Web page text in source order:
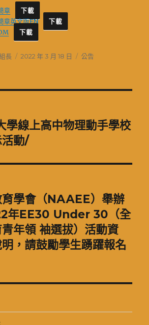
章 下載
章英文版EN 下載
下載
長
發
2022 年 3 月 18 日
分
公告
學線上高中物理動手學校
活動/
育學會（NAAEE）舉辦
年EE30 Under 30（全
年領 袖選拔）活動資
，請鼓勵學生踴躍報名